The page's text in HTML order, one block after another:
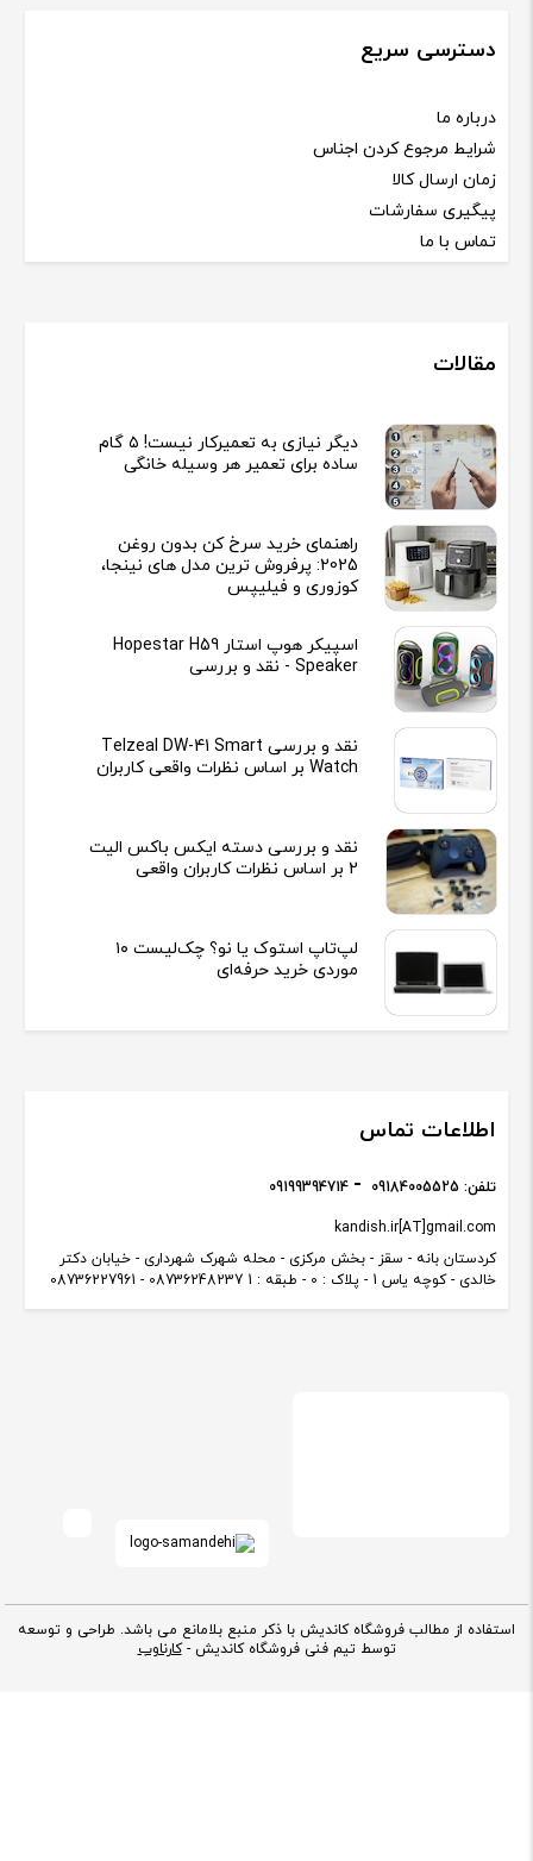
دسترسی سریع
درباره ما
شرایط مرجوع کردن اجناس
زمان ارسال کالا
پیگیری سفارشات
تماس با ما
مقالات
دیگر نیازی به تعمیرکار نیست! ۵ گام
ساده برای تعمیر هر وسیله خانگی
راهنمای خرید سرخ کن بدون روغن
2025: پرفروش ترین مدل های نینجا،
کوزوری و فیلیپس
اسپیکر هوپ استار Hopestar H59
Speaker - نقد و بررسی
نقد و بررسی Telzeal DW-41 Smart
Watch بر اساس نظرات واقعی کاربران
نقد و بررسی دسته ایکس باکس الیت
2 بر اساس نظرات کاربران واقعی
لپ‌تاپ استوک یا نو؟ چک‌لیست ۱۰
موردی خرید حرفه‌ای
اطلاعات تماس
کردستان بانه - سقز - بخش مرکزی - محله شهرک شهرداری - خیابان دکتر
خالدی - کوچه یاس 1 - پلاک : 0 - طبقه : 1 08736248237 - 08736227961
kandish.ir[AT]gmail.com
تلفن: 09184005525
09199394714
استفاده از مطالب فروشگاه کاندیش با ذکر منبع بلامانع می باشد. طراحی و توسعه
توسط تیم فنی فروشگاه کاندیش -کارناوب